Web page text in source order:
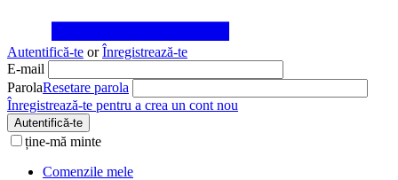
Autentifică-te or Înregistrează-te
E-mail
ParolaResetare parola
Înregistrează-te pentru a crea un cont nou
Autentifică-te
ține-mă minte
Comenzile mele